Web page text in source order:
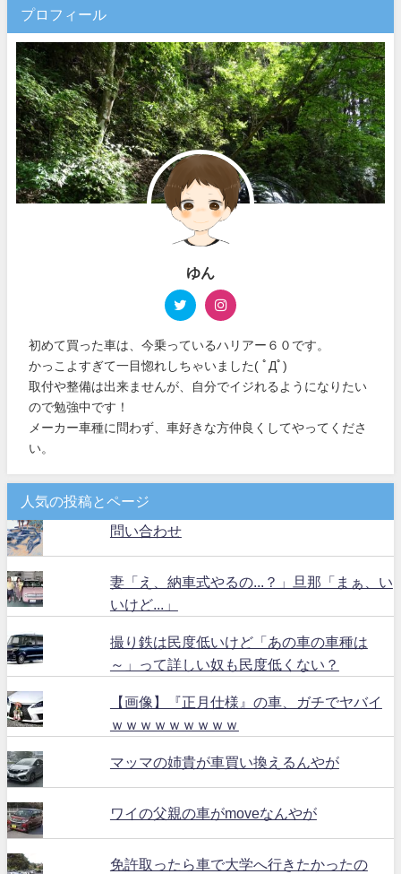
プロフィール
ゆん
初めて買った車は、今乗っているハリアー６０です。
かっこよすぎて一目惚れしちゃいました( ﾟДﾟ)
取付や整備は出来ませんが、自分でイジれるようになりたい
ので勉強中です！
メーカー車種に問わず、車好きな方仲良くしてやってくださ
い。
人気の投稿とページ
問い合わせ
妻「え、納車式やるの...？」旦那「まぁ、い
いけど...」
撮り鉄は民度低いけど「あの車の車種は
～」って詳しい奴も民度低くない？
【画像】『正月仕様』の車、ガチでヤバイ
ｗｗｗｗｗｗｗｗｗ
マッマの姉貴が車買い換えるんやが
ワイの父親の車がmoveなんやが
免許取ったら車で大学へ行きたかったの